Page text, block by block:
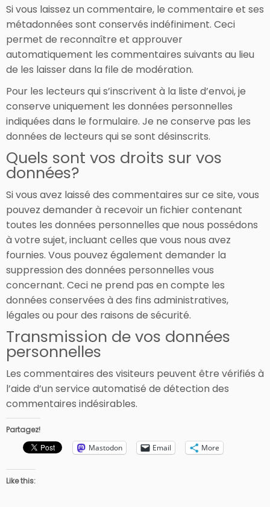
Si vous laissez un commentaire, le commentaire et ses
métadonnées sont conservés indéfiniment. Ceci
permet de reconnaître et approuver
automatiquement les commentaires suivants au lieu
de les laisser dans la file de modération.
Pour les lecteurs qui s’inscrivent à la liste d’envoi, je
conserve uniquement les données personnelles
indiquées dans le formulaire. Je ne conserve pas les
données de lecteurs qui se sont désinscrits.
Quels sont vos droits sur vos
données?
Si vous avez laissé des commentaires sur ce site, vous
pouvez demander à recevoir un fichier contenant
toutes les données personnelles que nous possédons
à votre sujet, incluant celles que vous nous avez
fournies. Vous pouvez également demander la
suppression des données personnelles vous
concernant. Ceci ne prend pas en compte les
données conservées à des fins administratives,
légales ou pour des raisons de sécurité.
Transmission de vos données
personnelles
Les commentaires des visiteurs peuvent être vérifiés à
l’aide d’un service automatisé de détection des
commentaires indésirables.
Partagez!
Mastodon
Email More
Like this: